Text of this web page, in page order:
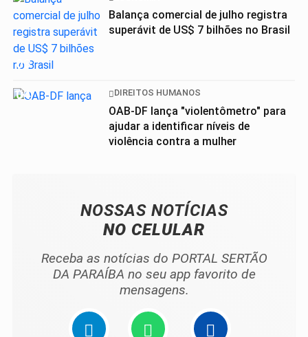
03
Balança comercial de julho registra
superávit de US$ 7 bilhões no Brasil
04 DIREITOS HUMANOS
OAB-DF lança "violentômetro" para
ajudar a identificar níveis de
violência contra a mulher
NOSSAS NOTÍCIAS
NO CELULAR
Receba as notícias do PORTAL SERTÃO
DA PARAÍBA no seu app favorito de
mensagens.